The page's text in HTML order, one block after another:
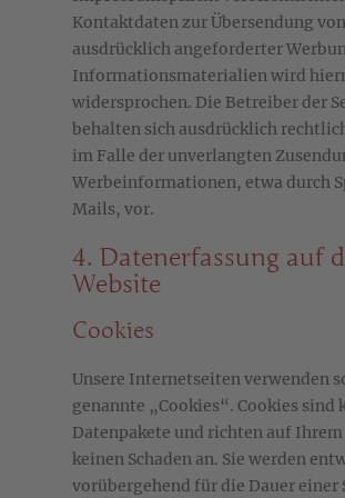
Kontaktdaten zur Übersendung
ausdrücklich angeforderter
Informationsmaterialien wird
widersprochen. Die Betreiber der
behalten sich ausdrücklich
im Falle der unverlangten
Werbeinformationen, etwa durch
Mails, vor.
4. Datenerfassung auf
Website
Cookies
Unsere Internetseiten verwenden
genannte „Cookies“. Cookies sind
Datenpakete und richten auf
keinen Schaden an. Sie werden
vorübergehend für die Dauer einer